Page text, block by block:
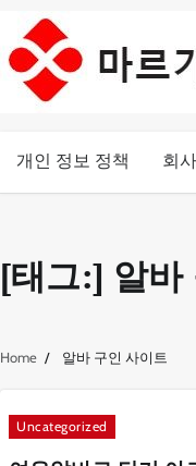
content
개인 정보 정책 회
[태그:] 알바
Home 알바 구인 사이트
Uncategorized